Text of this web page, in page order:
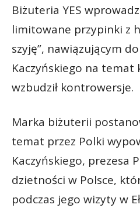
Biżuteria YES
limitowane przypinki z
szyję”, nawiązującym do
Kaczyńskiego na temat
wzbudził kontrowersje.
Marka biżuterii
temat przez Polki
Kaczyńskiego, prezesa
dzietności w Polsce,
podczas jego wizyty w